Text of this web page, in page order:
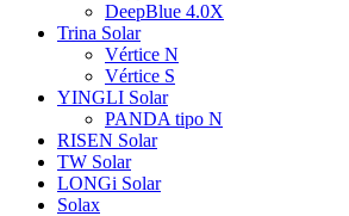
DeepBlue 4.0X
Trina Solar
Vértice N
Vértice S
YINGLI Solar
PANDA tipo N
RISEN Solar
TW Solar
LONGi Solar
Solax